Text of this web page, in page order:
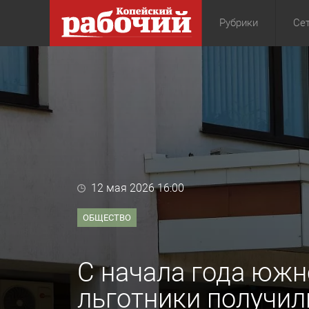
Рубрики
12 мая 2026 16:00
ОБЩЕСТВО
С начала года
льготники